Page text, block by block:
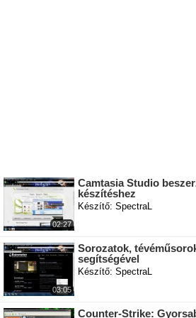
02:27
Camtasia Studio
készítéshez
Készítő: SpectraL
03:05
Sorozatok,
segítségével
Készítő: SpectraL
Counter-Strike: